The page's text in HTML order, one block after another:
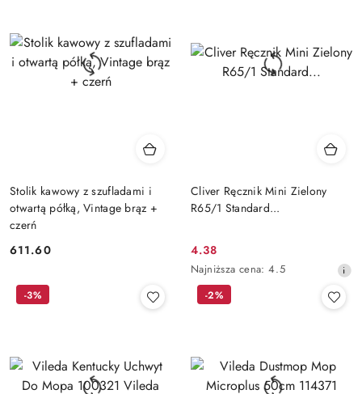
Stolik kawowy z szufladami i
otwartą półką, Vintage brąz +
czerń
Cena:
611.60
Cliver Ręcznik Mini Zielony
R65/1 Standard...
Cena
promocyjna:
4.38
Najniższa
cena
obniżką
Najniższa cena: 4.5
-3% -2%